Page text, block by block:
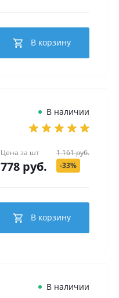
В корзину
В наличии
Цена за шт
778 руб.
1 161 руб.
-33%
В корзину
В наличии